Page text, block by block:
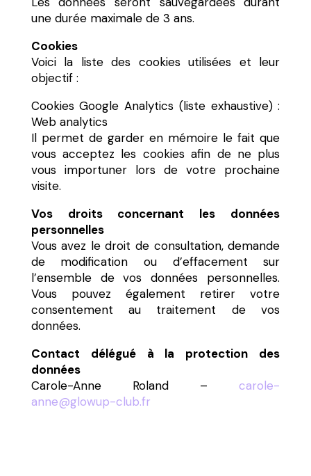
une durée maximale de 3 ans.
Cookies
Voici la liste des cookies utilisées et leur
objectif :
Cookies Google Analytics (liste exhaustive) :
Web analytics
Il permet de garder en mémoire le fait que
vous acceptez les cookies afin de ne plus
vous importuner lors de votre prochaine
visite.
Vos droits concernant les données
personnelles
Vous avez le droit de consultation, demande
de modification ou d’effacement sur
l’ensemble de vos données personnelles.
Vous pouvez également retirer votre
consentement au traitement de vos
données.
Contact délégué à la protection des
données
Carole-Anne Roland –carole-
anne@glowup-club.fr